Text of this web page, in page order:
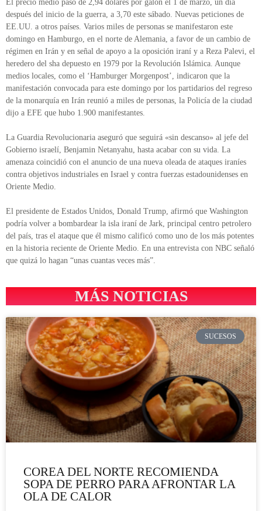
El precio medio pasó de 2,94 dólares por galón el 1 de marzo, un día
después del inicio de la guerra, a 3,70 este sábado. Nuevas peticiones de
EE.UU. a otros países. Varios miles de personas se manifestaron este
domingo en Hamburgo, en el norte de Alemania, a favor de un cambio de
régimen en Irán y en señal de apoyo a la oposición iraní y a Reza Palevi, el
heredero del sha depuesto en 1979 por la Revolución Islámica. Aunque
medios locales, como el ‘Hamburger Morgenpost’, indicaron que la
manifestación convocada para este domingo por los partidarios del regreso
de la monarquía en Irán reunió a miles de personas, la Policía de la ciudad
dijo a EFE que hubo 1.900 manifestantes.
La Guardia Revolucionaria aseguró que seguirá «sin descanso» al jefe del
Gobierno israelí, Benjamin Netanyahu, hasta acabar con su vida. La
amenaza coincidió con el anuncio de una nueva oleada de ataques iraníes
contra objetivos industriales en Israel y contra fuerzas estadounidenses en
Oriente Medio.
El presidente de Estados Unidos, Donald Trump, afirmó que Washington
podría volver a bombardear la isla iraní de Jark, principal centro petrolero
del país, tras el ataque que él mismo calificó como uno de los más potentes
en la historia reciente de Oriente Medio. En una entrevista con NBC señaló
que quizá lo hagan “unas cuantas veces más”.
MÁS NOTICIAS
SUCESOS
COREA DEL NORTE RECOMIENDA
SOPA DE PERRO PARA AFRONTAR LA
OLA DE CALOR